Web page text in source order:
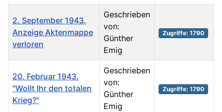
2. September 1943.
Anzeige Aktenmappe
verloren
Geschrieben
von:
Günther
Emig
Zugriffe: 1790
20. Februar 1943.
"Wollt Ihr den totalen
Krieg?"
Geschrieben
von:
Günther
Emig
Zugriffe: 1790